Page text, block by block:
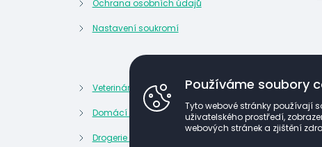
Používáme soubory
Tyto webové stránky používají
uživatelského prostředí,
webových stránek a zjištění
Veterinární potřeby
Domácí lékárna
Drogerie a domácnost
Kancelář
Ochrana osobních údajů
Nastavení soukromí